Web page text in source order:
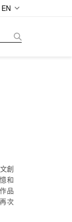
創
和
品
次